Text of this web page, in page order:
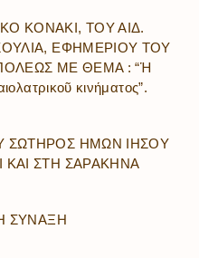
ΚΟΝΑΚΙ, ΤΟΥ ΑΙΔ.
ΕΦΗΜΕΡΙΟΥ ΤΟΥ
ΜΕ ΘΕΜΑ : “Ἡ
κινήματος”.
ΣΩΤΗΡΟΣ ΗΜΩΝ ΙΗΣΟΥ
ΚΑΙ ΣΤΗ ΣΑΡΑΚΗΝΑ
ΣΥΝΑΞΗ